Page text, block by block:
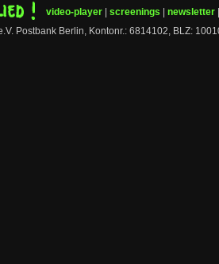
video-player screenings newsletter
Postbank Berlin, Kontonr.: 6814102, BLZ: